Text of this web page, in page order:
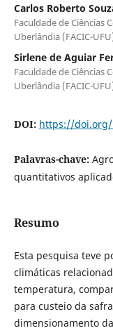
Carlos Roberto
Faculdade de Ciências
Uberlândia (FACIC-
Sirlene de Aguiar
Faculdade de Ciências
Uberlândia (FACIC-
DOI: https://doi.org/
Palavras-chave:
quantitativos
Resumo
Esta pesquisa teve
climáticas
temperatura,
para custeio da
dimensionamento